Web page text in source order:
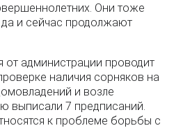
Они тоже
и сейчас продолжают
от администрации проводит
наличия сорняков на
и возле
выписали 7 предписаний.
к проблеме борьбы с